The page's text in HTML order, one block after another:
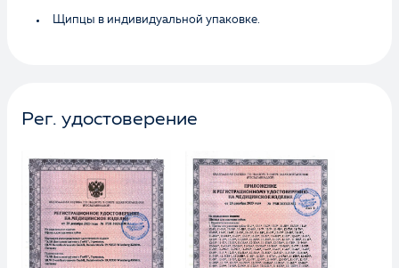
Щипцы в индивидуальной упаковке.
Рег. удостоверение